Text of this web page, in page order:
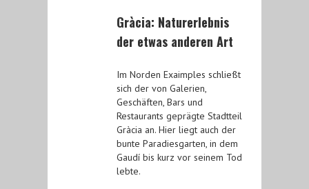
Gràcia: Naturerlebnis
der etwas anderen Art
Im Norden Exaimples schließt
sich der von Galerien,
Geschäften, Bars und
Restaurants geprägte Stadtteil
Gràcia an. Hier liegt auch der
bunte Paradiesgarten, in dem
Gaudí bis kurz vor seinem Tod
lebte.